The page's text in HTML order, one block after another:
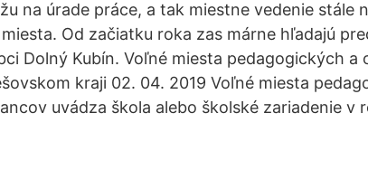
na úrade práce, a tak miestne vedenie stále
Od začiatku roka zas márne hľadajú
Dolný Kubín. Voľné miesta pedagogických a
kraji 02. 04. 2019 Voľné miesta
uvádza škola alebo školské zariadenie v